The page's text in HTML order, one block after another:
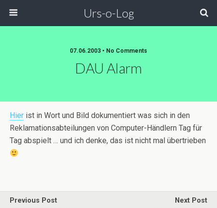
Urs-o-Log
07.06.2003 • No Comments
DAU Alarm
Hier ist in Wort und Bild dokumentiert was sich in den
Reklamationsabteilungen von Computer-Händlern Tag für
Tag abspielt … und ich denke, das ist nicht mal übertrieben
Previous Post
Next Post